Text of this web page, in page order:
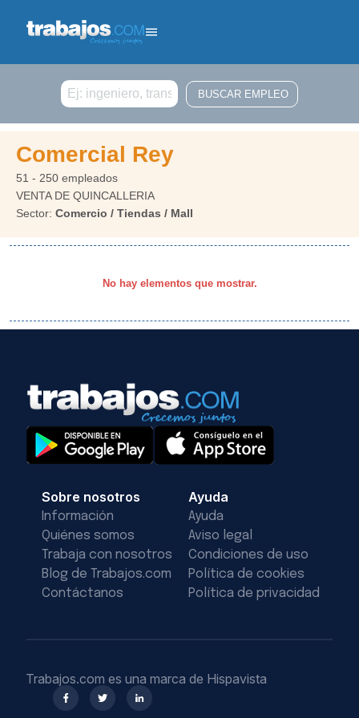
Buscar
Comercial Rey
51 - 250 empleados
VENTA DE QUINCALLERIA
Sector: Comercio / Tiendas / Mall
No hay elementos que mostrar.
Sobre nosotros
Información
Quiénes somos
Trabaja con nosotros
Blog de Trabajos.com
Contáctanos
Ayuda
Ayuda
Aviso legal
Condiciones de uso
Política de cookies
Política de privacidad
Trabajos.com es una marca de Hispavista